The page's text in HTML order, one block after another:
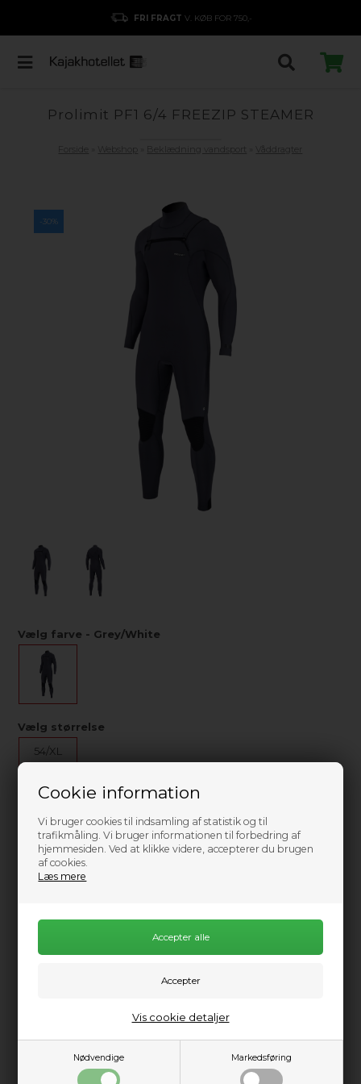
Cookie information
Vi bruger cookies til indsamling af statistik og til
trafikmåling. Vi bruger informationen til forbedring af
hjemmesiden. Ved at klikke videre, accepterer du brugen
af cookies.
Læs mere
Nødvendige Markedsføring
Vis cookie detaljer
FRI FRAGT V. KØB FOR 750,-
Prolimit PF1 6/4 FREEZIP STEAMER
-30%
Vælg farve - Grey/White
Vælg størrelse
54/XL
Ikke på lager
Send mail når varen kommer på lager igen
2.299,00DKK
3.299,00
Praktisk info
Prolimit ecological wetsuit, made with the best technology
available. Making eco-friendly wetsuits is a difficult, and
expensive business. We developed a renewable material that
performed as good, or better, than traditional neoprene. A